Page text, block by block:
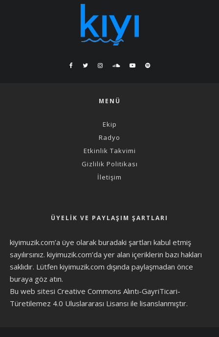
MENÜ
Ekip
Radyo
Etkinlik Takvimi
Gizlilik Politikası
İletişim
ÜYELIK VE PAYLAŞIM ŞARTLARI
kiyimuzik.com’a üye olarak buradaki şartları kabul etmiş
sayılırsınız. kiyimuzik.com’da yer alan içeriklerin bazı hakları
saklıdır. Lütfen kiyimuzik.com dışında paylaşmadan önce
buraya göz atın.
Bu web sitesi Creative Commons Alıntı-GayriTicari-
Türetilemez 4.0 Uluslararası Lisansı ile lisanslanmıştır.